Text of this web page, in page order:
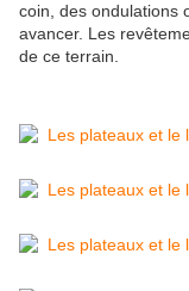
coin, des ondulations
avancer. Les
de ce terrain.